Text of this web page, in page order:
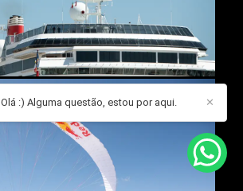
✕
Olá :) Alguma questão, estou por aqui.